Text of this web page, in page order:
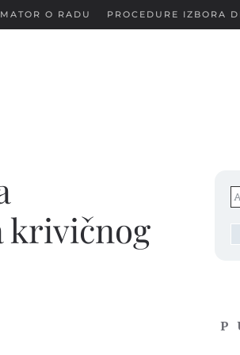
O RADU PROCEDURE IZBORA
krivičnog
P